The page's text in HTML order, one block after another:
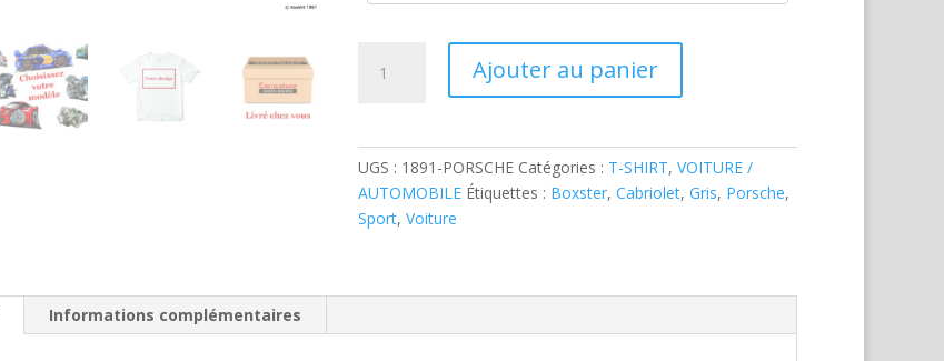
Ajouter au panier
UGS : 1891-PORSCHE Catégories : T-SHIRT,VOITURE /
AUTOMOBILE Étiquettes : Boxster,Cabriolet,Gris, Porsche,
Sport,Voiture
Informations complémentaires